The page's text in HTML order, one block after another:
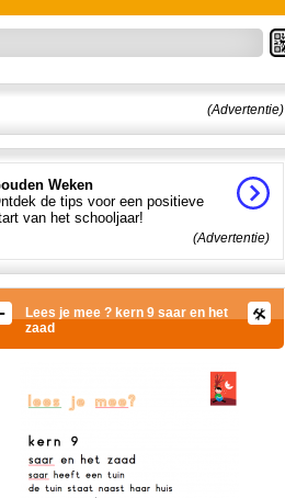
(Advertentie)
Weken
de tips voor een positieve
van het schooljaar!
(Advertentie)
Lees je mee ? kern 9 saar en het
zaad